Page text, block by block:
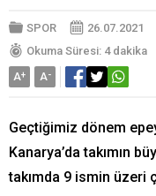
SPOR 26.07.2021
Okuma Süresi: 4 dakika
A+ A-
Geçtiğimiz dönem
Kanarya’da takımın
takımda 9 ismin üzeri